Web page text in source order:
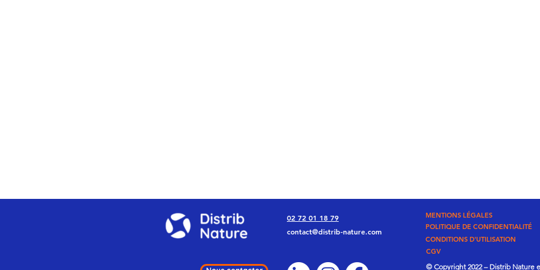
02 72 01 18 79
contact@distrib-nature.com
MENTIONS LÉGALES
POLITIQUE DE CONFIDENTIALITÉ
CONDITIONS D'UTILISATION
CGV
© Copyright 2022 – Distrib Nature